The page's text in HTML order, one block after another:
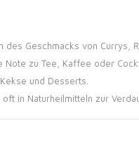
des Geschmacks von Currys,
Note zu Tee, Kaffee oder
und Desserts.
in Naturheilmitteln zur